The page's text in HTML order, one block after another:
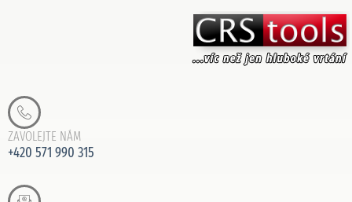
ZAVOLEJTE NÁM
+420 571 990 315